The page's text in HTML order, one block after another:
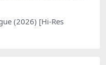
(2026) [Hi-Res